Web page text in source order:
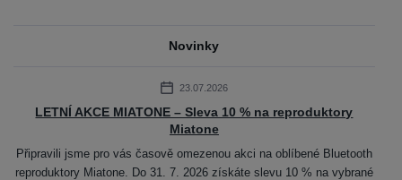
Novinky
23.07.2026
LETNÍ AKCE MIATONE – Sleva 10 % na reproduktory
Miatone
Připravili jsme pro vás časově omezenou akci na oblíbené Bluetooth
reproduktory Miatone. Do 31. 7. 2026 získáte slevu 10 % na vybrané